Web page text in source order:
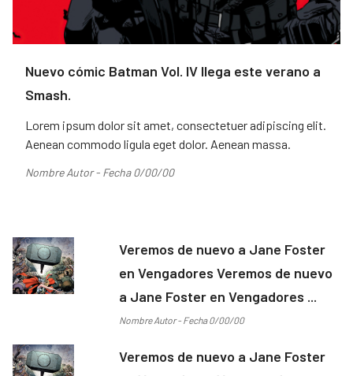
Nuevo cómic Batman Vol. IV llega este verano a
Smash.
Lorem ipsum dolor sit amet, consectetuer adipiscing elit.
Aenean commodo ligula eget dolor. Aenean massa.
Nombre Autor - Fecha 0/00/00
Veremos de nuevo a Jane Foster
en Vengadores Veremos de nuevo
a Jane Foster en Vengadores ...
Nombre Autor - Fecha 0/00/00
Veremos de nuevo a Jane Foster